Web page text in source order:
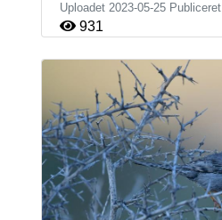
Uploadet 2023-05-25 Publiceret
931